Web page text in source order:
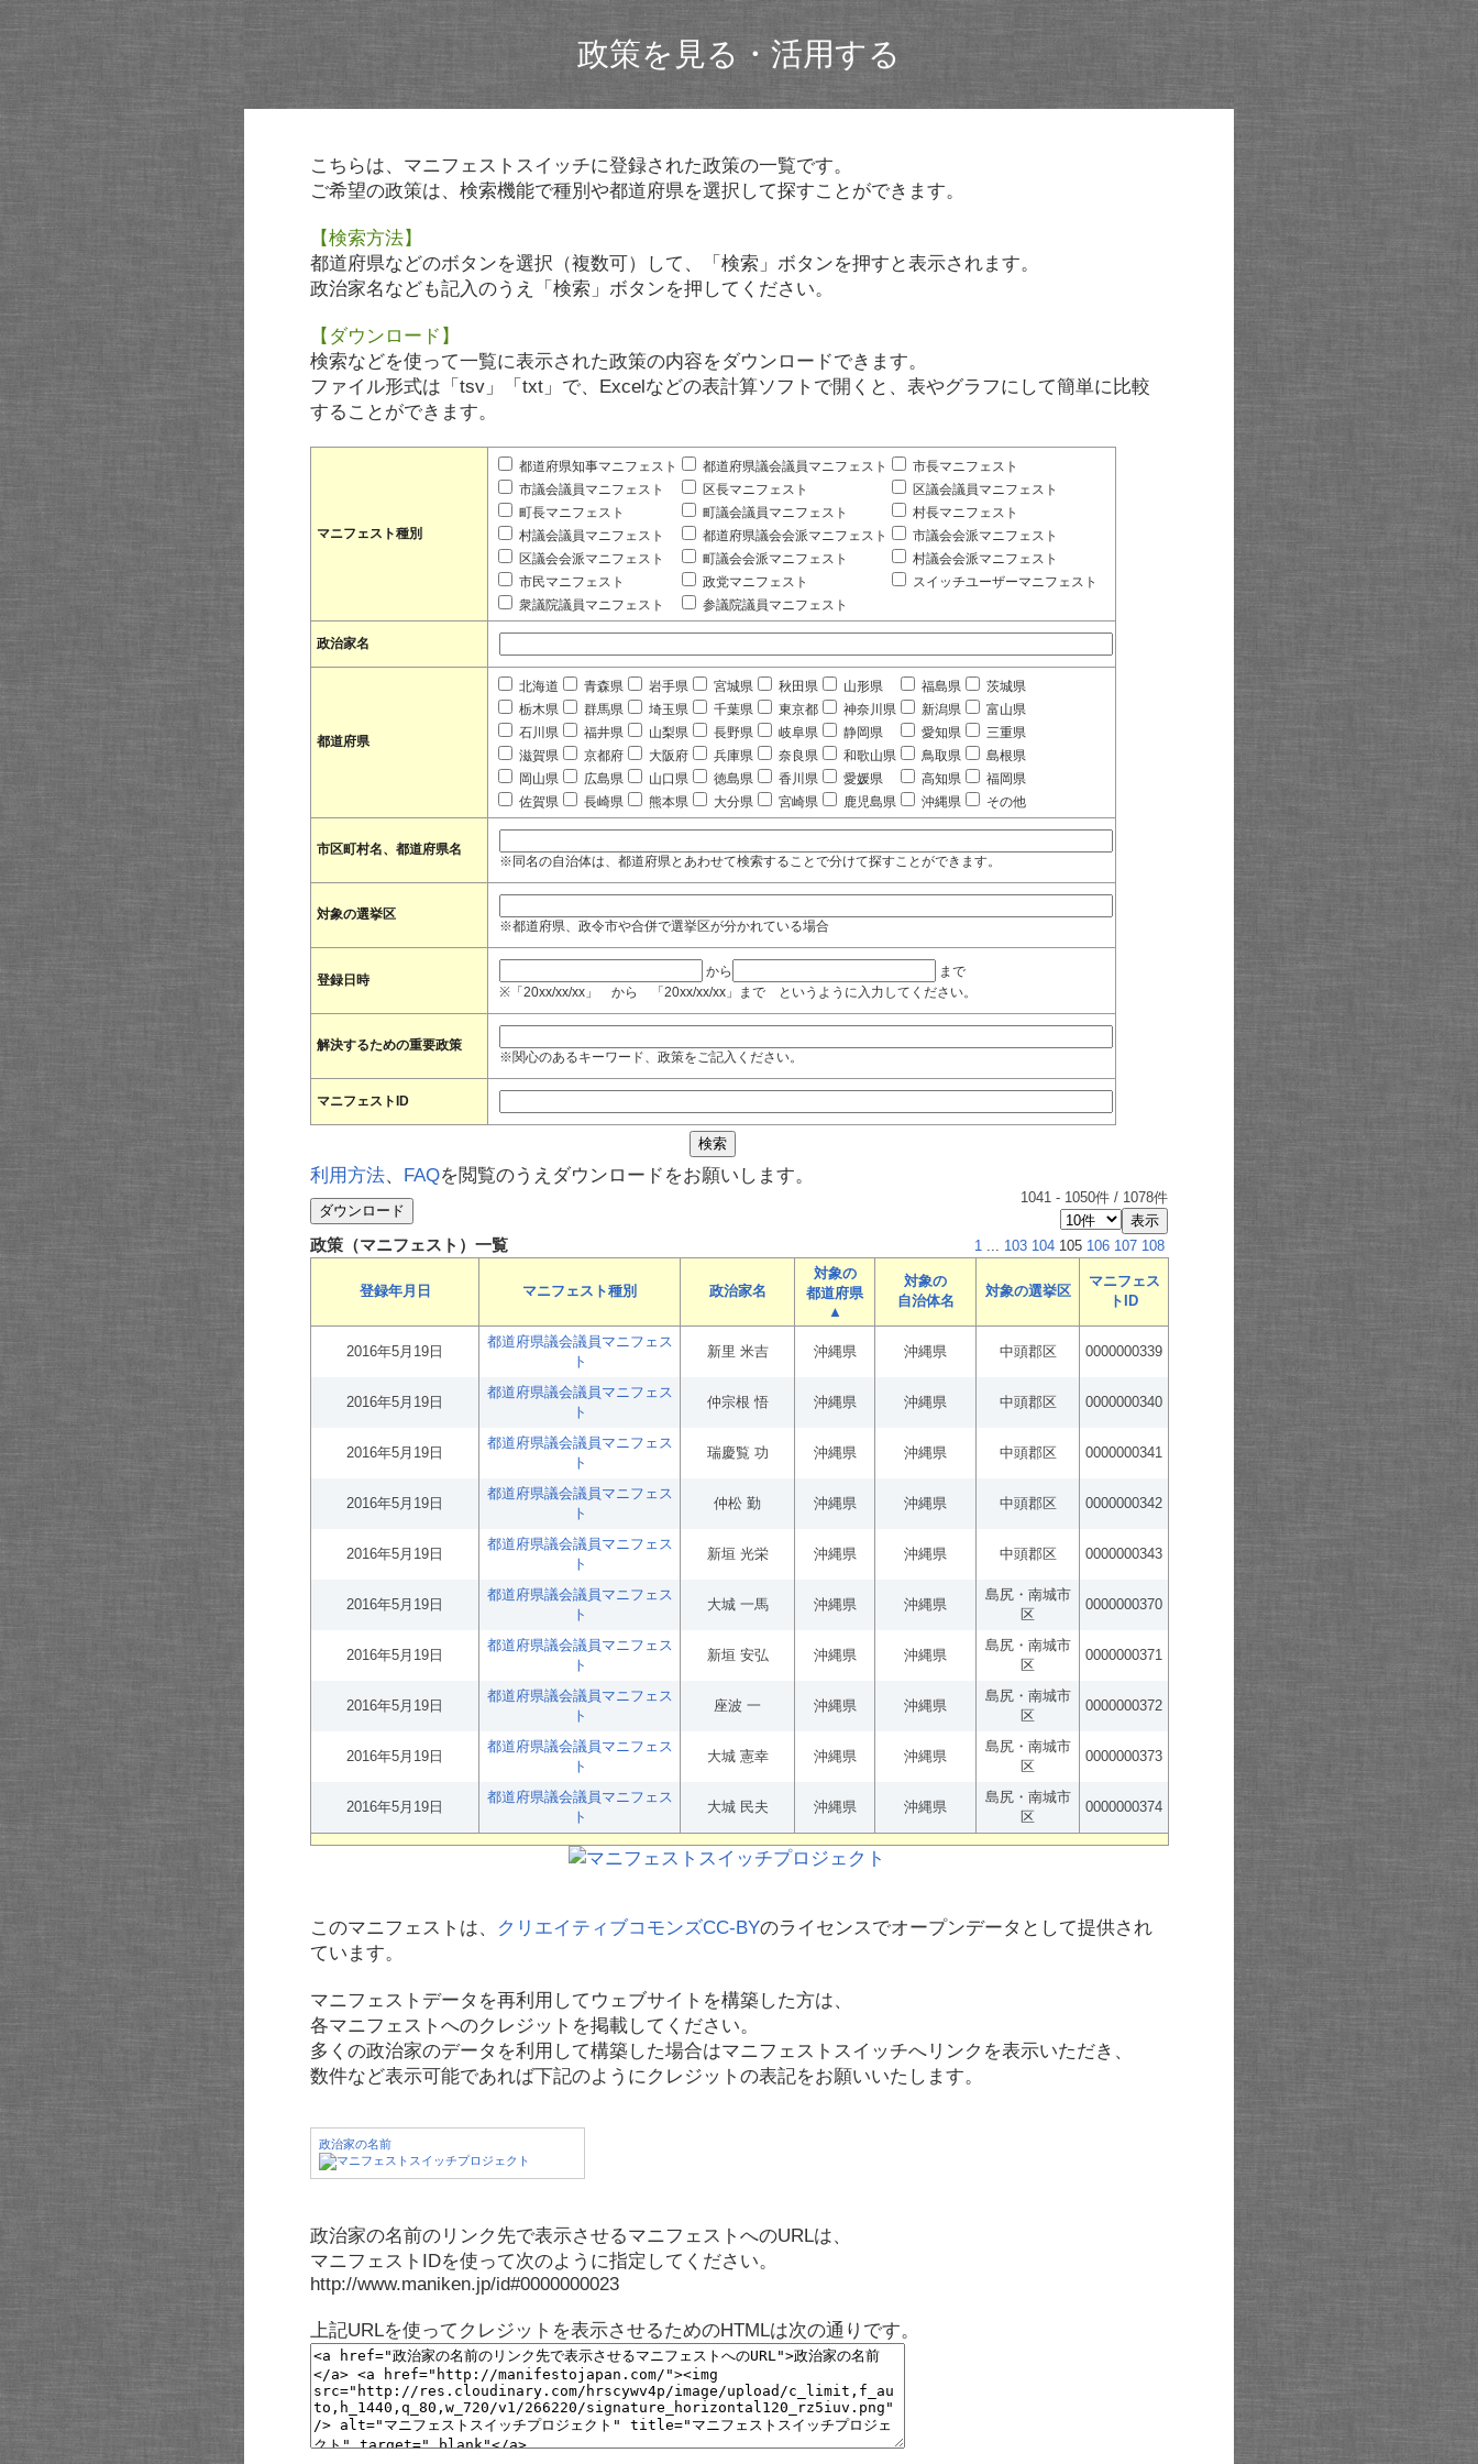
政策を見る・活用する
こちらは、マニフェストスイッチに登録された政策の一覧です。
ご希望の政策は、検索機能で種別や都道府県を選択して探すことができます。
【検索方法】
都道府県などのボタンを選択（複数可）して、「検索」ボタンを押すと表示されます。
政治家名なども記入のうえ「検索」ボタンを押してください。
【ダウンロード】
検索などを使って一覧に表示された政策の内容をダウンロードできます。
ファイル形式は「tsv」「txt」で、Excelなどの表計算ソフトで開くと、表やグラフにして簡単に比較
することができます。
マニフェスト種別
都道府県知事マニフェスト 都道府県議会議員マニフェスト
市長マニフェスト
市議会議員マニフェスト
区長マニフェスト
区議会議員マニフェスト
町長マニフェスト
町議会議員マニフェスト
村長マニフェスト
村議会議員マニフェスト
都道府県議会会派マニフェスト
市議会会派マニフェスト
区議会会派マニフェスト
町議会会派マニフェスト
村議会会派マニフェスト
市民マニフェスト
政党マニフェスト
スイッチユーザーマニフェスト
衆議院議員マニフェスト
参議院議員マニフェスト
政治家名
都道府県
北海道 青森県 岩手県 宮城県 秋田県 山形県 福島県
茨城県
栃木県
群馬県 埼玉県 千葉県 東京都 神奈川県 新潟県
富山県
石川県
福井県 山梨県 長野県 岐阜県 静岡県 愛知県
三重県
滋賀県
京都府 大阪府 兵庫県 奈良県 和歌山県 鳥取県
島根県
岡山県
広島県 山口県 徳島県 香川県 愛媛県 高知県
福岡県
佐賀県
長崎県 熊本県 大分県 宮崎県 鹿児島県 沖縄県 その他
市区町村名、都道府県名
※同名の自治体は、都道府県とあわせて検索することで分けて探すことができます。
対象の選挙区
※都道府県、政令市や合併で選挙区が分かれている場合
登録日時
から
まで
※「20xx/xx/xx」 から 「20xx/xx/xx」まで というように入力してください。
解決するための重要政策
※関心のあるキーワード、政策をご記入ください。
マニフェストID
利用方法、 FAQを閲覧のうえダウンロードをお願いします。
1041 - 1050件 / 1078件
政策（マニフェスト）一覧 1 ... 103 104 105 106 107 108
登録年月日 マニフェスト種別 政治家名
対象の
都道府県
▲
対象の
自治体名
対象の選挙区
マニフェス
トID
2016年5月19日
都道府県議会議員マニフェス
ト
新里 米吉 沖縄県 沖縄県 中頭郡区 0000000339
2016年5月19日
都道府県議会議員マニフェス
ト
仲宗根 悟 沖縄県 沖縄県 中頭郡区 0000000340
2016年5月19日
都道府県議会議員マニフェス
ト
瑞慶覧 功 沖縄県 沖縄県 中頭郡区 0000000341
2016年5月19日
都道府県議会議員マニフェス
ト
仲松 勤 沖縄県 沖縄県 中頭郡区 0000000342
2016年5月19日
都道府県議会議員マニフェス
ト
新垣 光栄 沖縄県 沖縄県 中頭郡区 0000000343
2016年5月19日
都道府県議会議員マニフェス
ト
大城 一馬 沖縄県 沖縄県
島尻・南城市
区
0000000370
2016年5月19日
都道府県議会議員マニフェス
ト
新垣 安弘 沖縄県 沖縄県
島尻・南城市
区
0000000371
2016年5月19日
都道府県議会議員マニフェス
ト
座波 一 沖縄県 沖縄県
島尻・南城市
区
0000000372
2016年5月19日
都道府県議会議員マニフェス
ト
大城 憲幸 沖縄県 沖縄県
島尻・南城市
区
0000000373
2016年5月19日
都道府県議会議員マニフェス
ト
大城 民夫 沖縄県 沖縄県
島尻・南城市
区
0000000374
このマニフェストは、 クリエイティブコモンズCC-BYのライセンスでオープンデータとして提供され
ています。
マニフェストデータを再利用してウェブサイトを構築した方は、
各マニフェストへのクレジットを掲載してください。
多くの政治家のデータを利用して構築した場合はマニフェストスイッチへリンクを表示いただき、
数件など表示可能であれば下記のようにクレジットの表記をお願いいたします。
政治家の名前
政治家の名前のリンク先で表示させるマニフェストへのURLは、
マニフェストIDを使って次のように指定してください。
http://www.maniken.jp/id#0000000023
上記URLを使ってクレジットを表示させるためのHTMLは次の通りです。